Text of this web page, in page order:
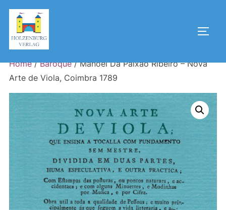
Skip
content
Home/Baroque/ Manoel Da Paixao Ribeiro – Nova
Arte de Viola, Coimbra 1789